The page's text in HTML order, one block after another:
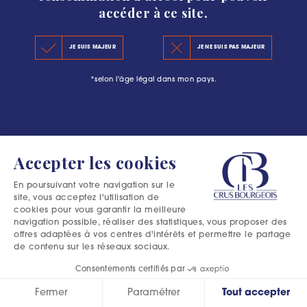
accéder à ce site.
JE SUIS MAJEUR JE NE SUIS PAS MAJEUR
*selon l'âge légal dans mon pays.
Excessive consumption of alcohol is harmful to your health.
Accepter les cookies
En poursuivant votre navigation sur le
site, vous acceptez l'utilisation de
cookies pour vous garantir la meilleure
navigation possible, réaliser des statistiques, vous proposer des
offres adaptées à vos centres d'intérêts et permettre le partage
de contenu sur les réseaux sociaux.
Consentements certifiés par
Fermer Paramétrer Tout accepter